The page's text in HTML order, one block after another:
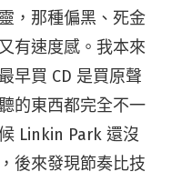
，那種偏黑、死金
有速度感。我本來
早買 CD 是買原聲
的東西都完全不一
Linkin Park 還沒
後來發現節奏比技